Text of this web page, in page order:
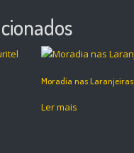
Moradia nas Laranjeiras
Ler mais